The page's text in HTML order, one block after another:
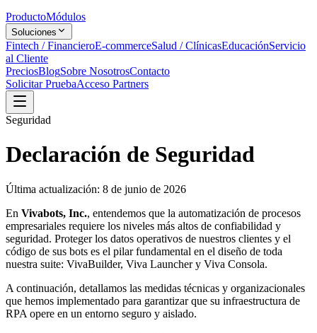
ProductoMódulos
Soluciones
Fintech / FinancieroE-commerceSalud / ClínicasEducaciónServicio
al Cliente
PreciosBlogSobre NosotrosContacto
Solicitar PruebaAcceso Partners
Seguridad
Declaración de Seguridad
Última actualización: 8 de junio de 2026
En Vivabots, Inc., entendemos que la automatización de procesos
empresariales requiere los niveles más altos de confiabilidad y
seguridad. Proteger los datos operativos de nuestros clientes y el
código de sus bots es el pilar fundamental en el diseño de toda
nuestra suite: VivaBuilder, Viva Launcher y Viva Consola.
A continuación, detallamos las medidas técnicas y organizacionales
que hemos implementado para garantizar que su infraestructura de
RPA opere en un entorno seguro y aislado.